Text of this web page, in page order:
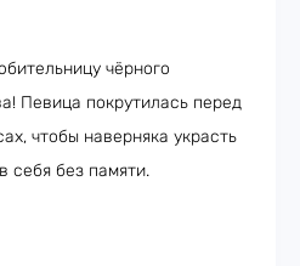
чёрного
Певица покрутилась перед
чтобы наверняка украсть
себя без памяти.